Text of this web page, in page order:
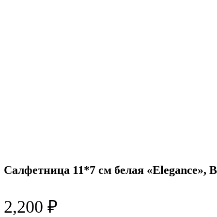
Салфетница 11*7 см белая «Elegance»,
2,200 ₽